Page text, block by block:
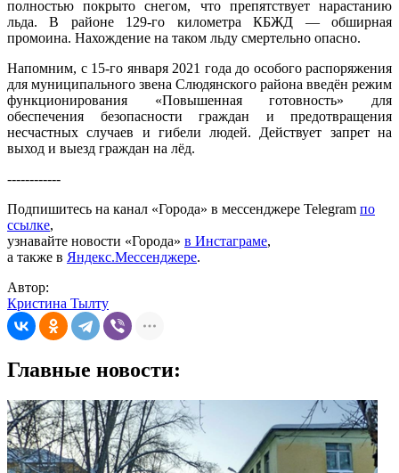
полностью покрыто снегом, что препятствует нарастанию
льда. В районе 129-го километра КБЖД — обширная
промоина. Нахождение на таком льду смертельно опасно.
Напомним, с 15-го января 2021 года до особого распоряжения
для муниципального звена Слюдянского района введён режим
функционирования «Повышенная готовность» для
обеспечения безопасности граждан и предотвращения
несчастных случаев и гибели людей. Действует запрет на
выход и выезд граждан на лёд.
------------
Подпишитесь на канал «Города» в мессенджере Telegram по
ссылке,
узнавайте новости «Города» в Инстаграме,
а также в Яндекс.Мессенджере.
Автор:
Кристина Тылту
Главные новости: